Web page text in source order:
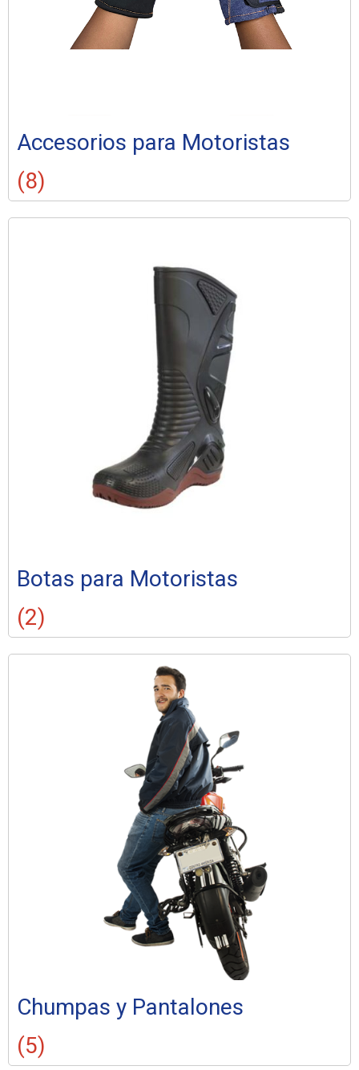
Accesorios para Motoristas
(8)
Botas para Motoristas
(2)
Chumpas y Pantalones
(5)